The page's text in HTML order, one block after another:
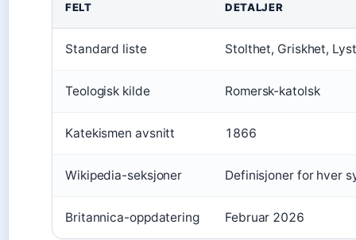
FELT DETALJER
Standard liste Stolthet, Griskhet,
Teologisk kilde Romersk-katolsk
Katekismen avsnitt 1866
Wikipedia-seksjoner Definisjoner for hver
Britannica-oppdatering Februar 2026